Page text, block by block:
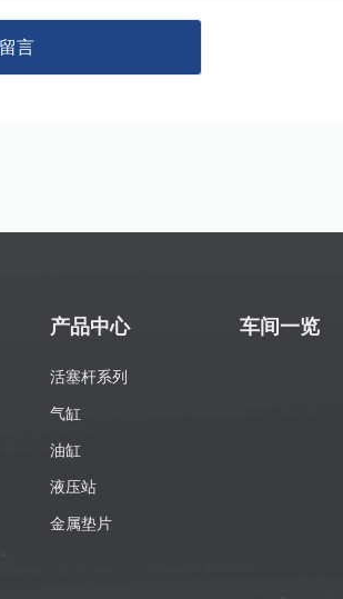
言
产品中心
活塞杆系列
气缸
油缸
液压站
金属垫片
车间一览